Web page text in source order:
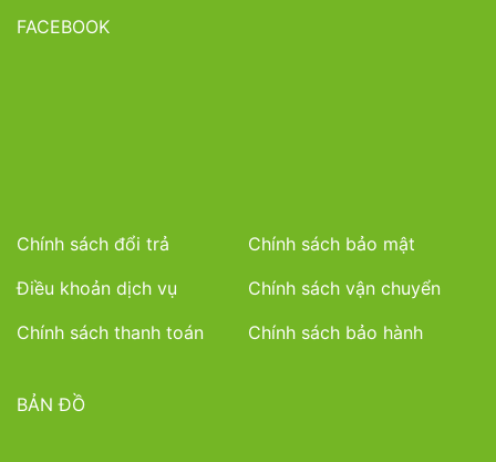
FACEBOOK
Chính sách đổi trả
Chính sách bảo mật
Điều khoản dịch vụ
Chính sách vận chuyển
Chính sách thanh toán
Chính sách bảo hành
BẢN ĐỒ